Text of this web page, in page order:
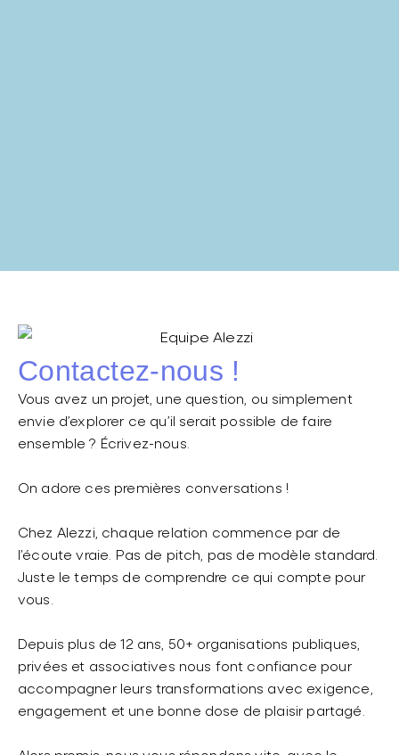
Contactez-nous !
Vous avez un projet, une question, ou simplement
envie d’explorer ce qu’il serait possible de faire
ensemble ? Écrivez-nous.
On adore ces premières conversations !
Chez Alezzi, chaque relation commence par de
l’écoute vraie. Pas de pitch, pas de modèle standard.
Juste le temps de comprendre ce qui compte pour
vous.
Depuis plus de 12 ans, 50+ organisations publiques,
privées et associatives nous font confiance pour
accompagner leurs transformations avec exigence,
engagement et une bonne dose de plaisir partagé.